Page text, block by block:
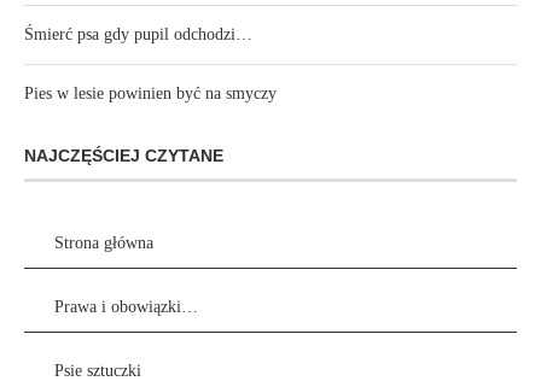
Śmierć psa gdy pupil odchodzi…
Pies w lesie powinien być na smyczy
NAJCZĘŚCIEJ CZYTANE
Strona główna
Prawa i obowiązki…
Psie sztuczki